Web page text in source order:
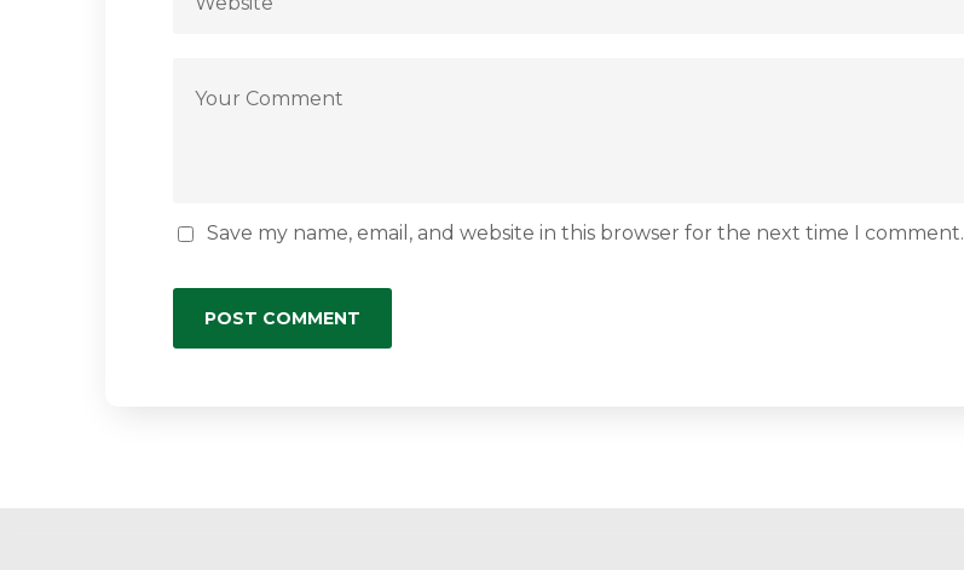
Save my name, email, and website in this browser for the next time I comment.